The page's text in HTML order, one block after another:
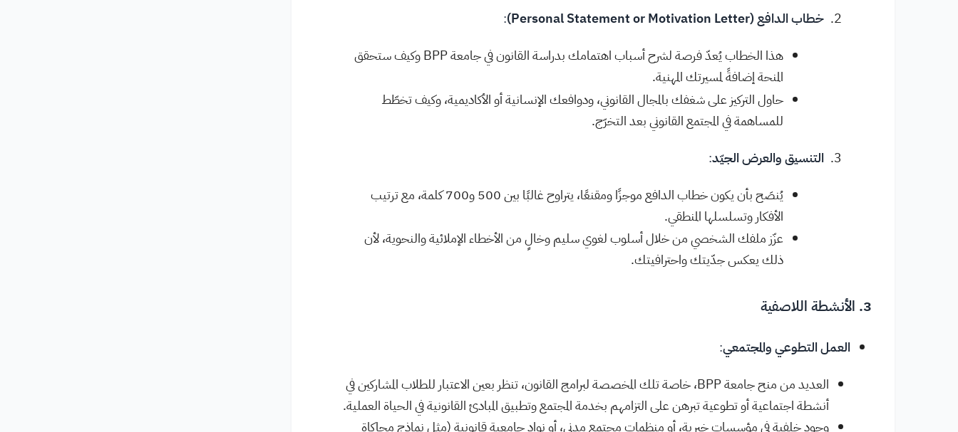
خطاب الدافع (Personal Statement or Motivation Letter)
:
هذا الخطاب يُعدّ فرصة لشرح أسباب اهتمامك بدراسة القانون في جامعة BPP وكيف ستحقق
المنحة إضافةً لمسيرتك المهنية.
حاول التركيز على شغفك بالمجال القانوني، ودوافعك الإنسانية أو الأكاديمية، وكيف تخطّط
للمساهمة في المجتمع القانوني بعد التخرّج.
التنسيق والعرض الجيّد:
يُنصَح بأن يكون خطاب الدافع موجزًا ومقنعًا، يتراوح غالبًا بين 500 و700 كلمة، مع ترتيب
الأفكار وتسلسلها المنطقي.
عزّز ملفك الشخصي من خلال أسلوب لغوي سليم وخالٍ من الأخطاء الإملائية والنحوية، لأن
ذلك يعكس جدّيتك واحترافيتك.
3. الأنشطة اللاصفية
العمل التطوعي والمجتمعي:
العديد من منح جامعة BPP، خاصة تلك المخصصة لبرامج القانون، تنظر بعين الاعتبار للطلاب المشاركين في
أنشطة اجتماعية أو تطوعية تبرهن على التزامهم بخدمة المجتمع وتطبيق المبادئ القانونية في الحياة العملية.
وجود خلفية في مؤسسات خيرية، أو منظمات مجتمع مدني، أو نوادٍ جامعية قانونية (مثل نماذج محاكاة